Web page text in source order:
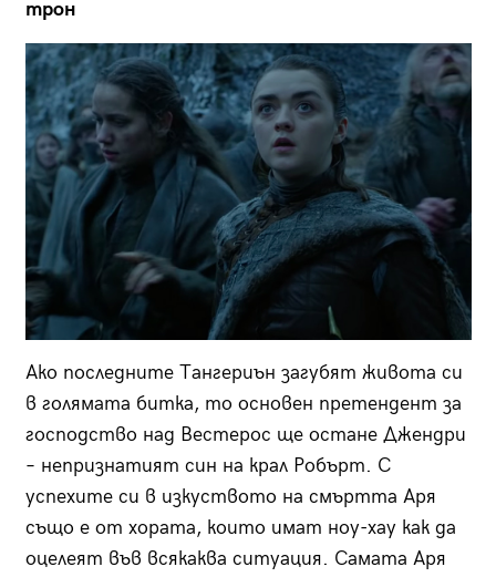
трон
Ако последните Тангериън загубят живота си
в голямата битка, то основен претендент за
господство над Вестерос ще остане Джендри
– непризнатият син на крал Робърт. С
успехите си в изкуството на смъртта Аря
също е от хората, които имат ноу-хау как да
оцелеят във всякаква ситуация. Самата Аря